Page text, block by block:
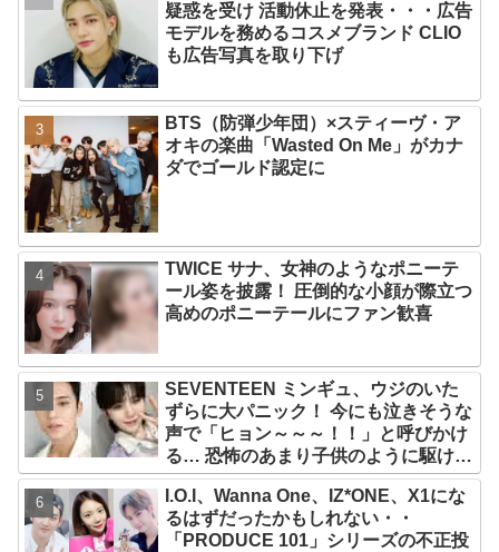
疑惑を受け 活動休止を発表・・・広告
モデルを務めるコスメブランド CLIO
も広告写真を取り下げ
BTS（防弾少年団）×スティーヴ・ア
オキの楽曲「Wasted On Me」がカナ
ダでゴールド認定に
TWICE サナ、女神のようなポニーテ
ール姿を披露！ 圧倒的な小顔が際立つ
高めのポニーテールにファン歓喜
SEVENTEEN ミンギュ、ウジのいた
ずらに大パニック！ 今にも泣きそうな
声で「ヒョン～～～！！」と呼びかけ
る… 恐怖のあまり子供のように駆け出
す姿がかわいい
I.O.I、Wanna One、IZ*ONE、X1にな
るはずだったかもしれない・・
「PRODUCE 101」シリーズの不正投